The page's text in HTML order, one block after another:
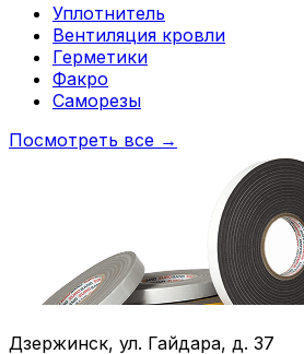
Уплотнитель
Вентиляция кровли
Герметики
Факро
Саморезы
Посмотреть все →
Дзержинск, ул. Гайдара, д. 37